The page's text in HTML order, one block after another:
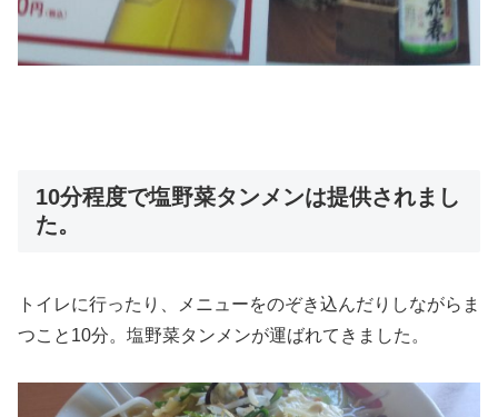
10分程度で塩野菜タンメンは提供されまし
た。
トイレに行ったり、メニューをのぞき込んだりしながらま
つこと10分。塩野菜タンメンが運ばれてきました。